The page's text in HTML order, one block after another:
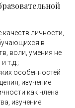
личности,
в
воли, умения не
т.д.;
особенностей
изучение
как члена
изучение